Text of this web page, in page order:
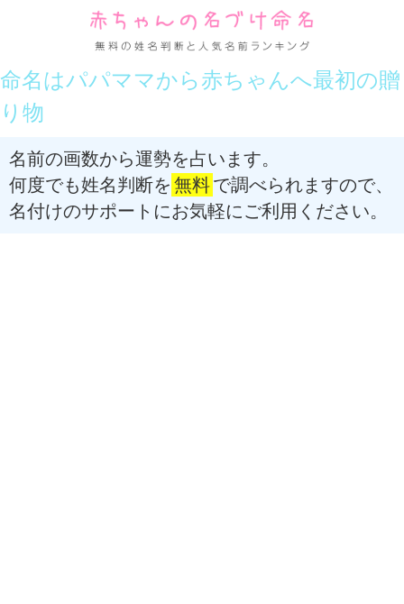
命名はパパママから赤ちゃんへ最初の贈
り物
名前の画数から運勢を占います。
何度でも姓名判断を 無料で調べられますので、
名付けのサポートにお気軽にご利用ください。